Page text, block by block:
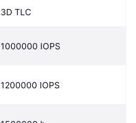
3D TLC
1000000 IOPS
1200000 IOPS